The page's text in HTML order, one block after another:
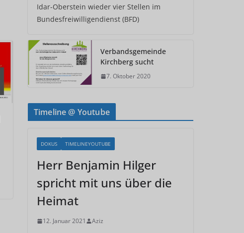
Idar-Oberstein wieder vier Stellen im
Bundesfreiwilligendienst (BFD)
Verbandsgemeinde
Kirchberg sucht
7. Oktober 2020
Timeline @ Youtube
DOKUS TIMELINEYOUTUBE
Herr Benjamin Hilger
spricht mit uns über die
Heimat
12. Januar 2021 Aziz